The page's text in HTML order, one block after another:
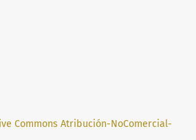
Commons Atribución-NoComercial-